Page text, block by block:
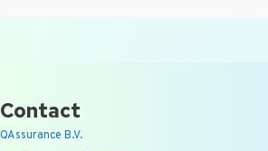
Contact
QAssurance B.V.